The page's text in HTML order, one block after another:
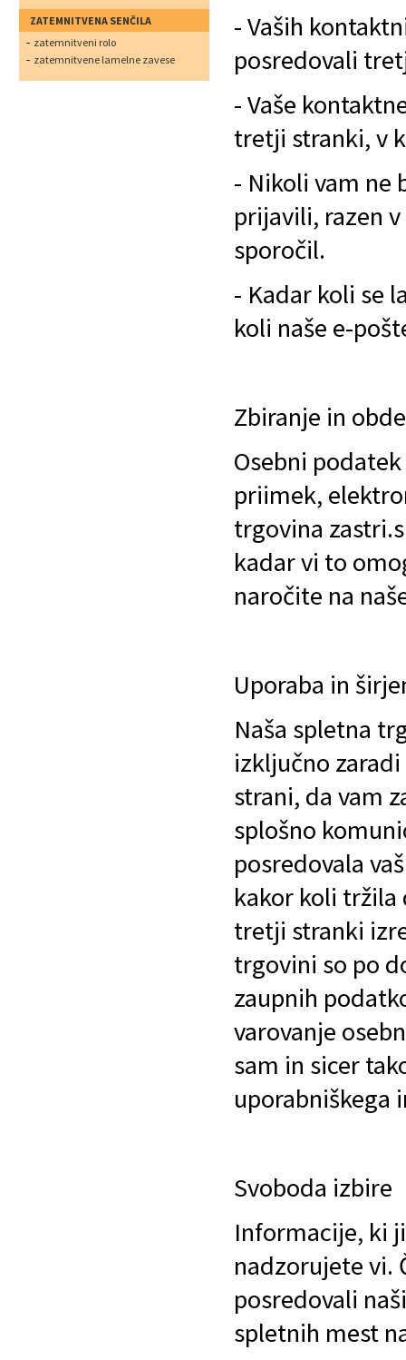
ZATEMNITVENA SENČILA
zatemnitveni rolo
zatemnitvene lamelne zavese
- Vaših
posredovali
- Vaše
tretji stranki, v
- Nikoli vam ne
prijavili, razen
sporočil.
- Kadar koli se
koli naše e-
Zbiranje in
Osebni
priimek,
trgovina
kadar vi to
naročite na
Uporaba in
Naša spletna
izključno
strani, da vam
splošno
posredovala
kakor koli tržila
tretji stranki
trgovini so po
zaupnih
varovanje
sam in sicer
uporabniškega
Svoboda izbire
Informacije, ki
nadzorujete vi.
posredovali
spletnih mest